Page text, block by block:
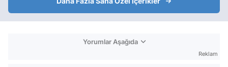
Yorumlar Aşağıda
Reklam